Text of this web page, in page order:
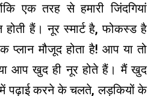
एक तरह से हमारी जिंदगियां
हैं। नूर स्मार्ट है, फोकस्ड है
मौजूद होता है! आप या तो
आप खुद ही नूर होते हैं। मैं खुद
पढ़ाई करने के चलते, लड़कियों के